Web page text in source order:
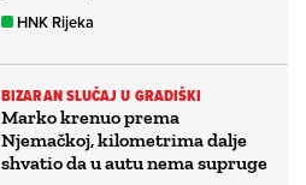
HNK Rijeka
BIZARAN SLUČAJ U GRADIŠKI
Marko krenuo prema
Njemačkoj, kilometrima dalje
shvatio da u autu nema supruge